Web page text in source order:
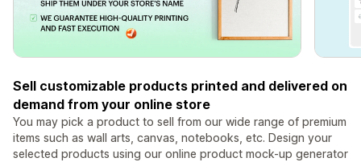
Sell customizable products printed and delivered on
demand from your online store
You may pick a product to sell from our wide range of premium
items such as wall arts, canvas, notebooks, etc. Design your
selected products using our online product mock-up generator